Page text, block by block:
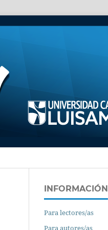
INFORMACIÓN
Para lectores/as
Para autores/as